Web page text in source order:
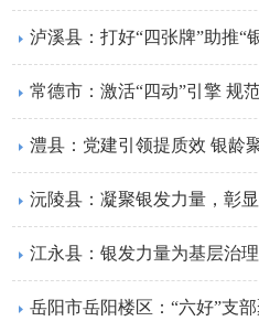
泸溪县：打好“四张牌”助推“
常德市：激活“四动”引擎 规
澧县：党建引领提质效 银龄
沅陵县：凝聚银发力量，彰
江永县：银发力量为基层治
岳阳市岳阳楼区：“六好”支